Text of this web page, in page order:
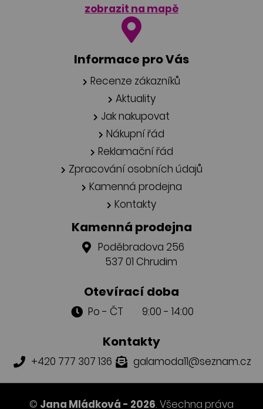
zobrazit na mapě
Informace pro Vás
Recenze zákazníků
Aktuality
Jak nakupovat
Nákupní řád
Reklamační řád
Zpracování osobních údajů
Kamenná prodejna
Kontakty
Kamenná prodejna
Poděbradova 256
537 01 Chrudim
Otevírací doba
Po - ČT 9:00 - 14:00
Kontakty
+420 777 307 136 galamoda11@seznam.cz
© Jana Mládková - 2026. Všechna práva